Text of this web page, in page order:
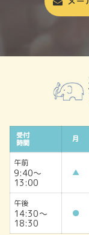
受付
時間
月
午前
9:40～
13:00
▲
午後
14:30～
18:30